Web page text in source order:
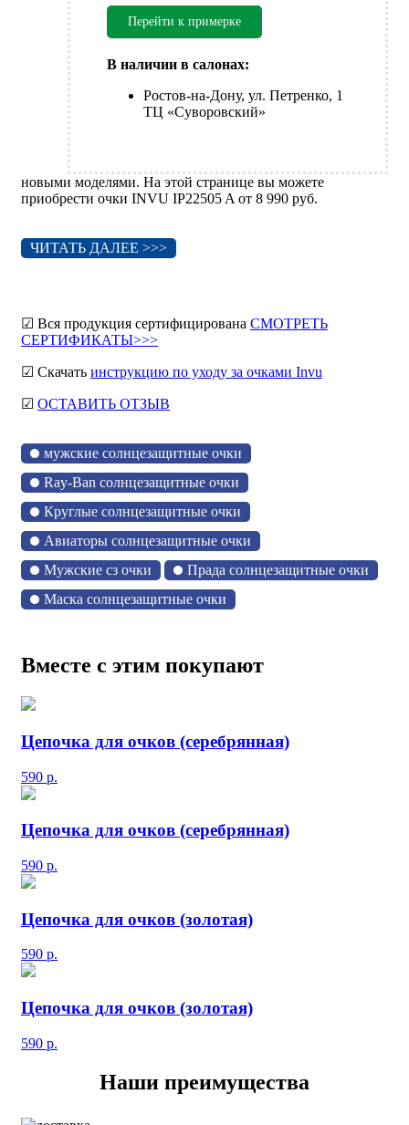
Перейти к примерке
В наличии в салонах:
Ростов-на-Дону, ул. Петренко, 1
ТЦ «Суворовский»
новыми моделями. На этой странице вы можете
приобрести очки INVU IP22505 A от 8 990 руб.
ЧИТАТЬ ДАЛЕЕ >>>
☑ Вся продукция сертифицирована СМОТРЕТЬ
СЕРТИФИКАТЫ>>>
☑ Скачать инструкцию по уходу за очками Invu
☑ ОСТАВИТЬ ОТЗЫВ
мужские солнцезащитные очки
Ray-Ban солнцезащитные очки
Круглые солнцезащитные очки
Авиаторы солнцезащитные очки
Мужские сз очки
Прада солнцезащитные очки
Маска солнцезащитные очки
Вместе с этим покупают
Цепочка для очков (серебрянная)
590 р.
Цепочка для очков (серебрянная)
590 р.
Цепочка для очков (золотая)
590 р.
Цепочка для очков (золотая)
590 р.
Наши преимущества